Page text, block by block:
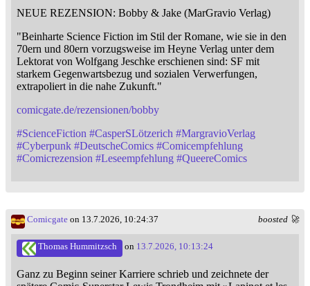
NEUE REZENSION: Bobby & Jake (MarGravio Verlag)
"Beinharte Science Fiction im Stil der Romane, wie sie in den
70ern und 80ern vorzugsweise im Heyne Verlag unter dem
Lektorat von Wolfgang Jeschke erschienen sind: SF mit
starkem Gegenwartsbezug und sozialen Verwerfungen,
extrapoliert in die nahe Zukunft."
comicgate.de/rezensionen/bobby
#ScienceFiction #CasperSLötzerich #MargravioVerlag
#Cyberpunk #DeutscheComics #Comicempfehlung
#Comicrezension #Leseempfehlung #QueereComics
boosted 🚀
Comicgate on 13.7.2026, 10:24:37
Thomas Hummitzsch on 13.7.2026, 10:13:24
Ganz zu Beginn seiner Karriere schrieb und zeichnete der